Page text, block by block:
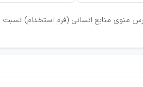
منوی منابع انسانی (فرم استخدام) نسبت